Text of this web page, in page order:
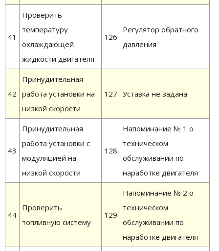
41
Проверить
температуру
охлаждающей
жидкости двигателя
126
Регулятор обратного
давления
42
Принудительная
работа установки на
низкой скорости
127 Уставка не задана
43
Принудительная
работа установки с
модуляцией на
низкой скорости
128
Напоминание № 1 о
техническом
обслуживании по
наработке двигателя
44
Проверить
топливную систему
129
Напоминание № 2 о
техническом
обслуживании по
наработке двигателя